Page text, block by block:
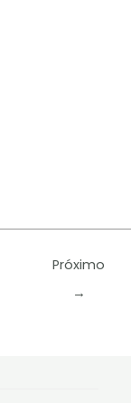
Próximo
→